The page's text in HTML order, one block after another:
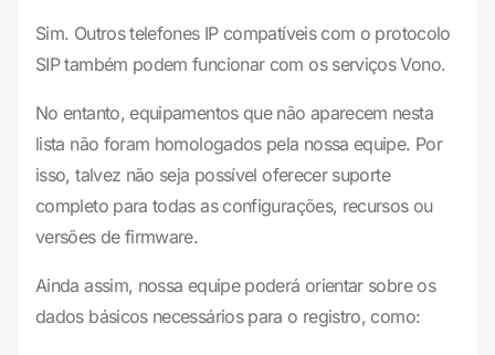
Sim. Outros telefones IP compatíveis com o protocolo
SIP também podem funcionar com os serviços Vono.
No entanto, equipamentos que não aparecem nesta
lista não foram homologados pela nossa equipe. Por
isso, talvez não seja possível oferecer suporte
completo para todas as configurações, recursos ou
versões de firmware.
Ainda assim, nossa equipe poderá orientar sobre os
dados básicos necessários para o registro, como: